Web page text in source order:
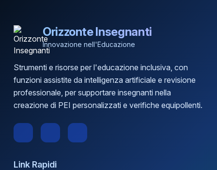
Orizzonte Insegnanti
Innovazione nell'Educazione
Strumenti e risorse per l'educazione inclusiva, con
funzioni assistite da intelligenza artificiale e revisione
professionale, per supportare insegnanti nella
creazione di PEI personalizzati e verifiche equipollenti.
Link Rapidi